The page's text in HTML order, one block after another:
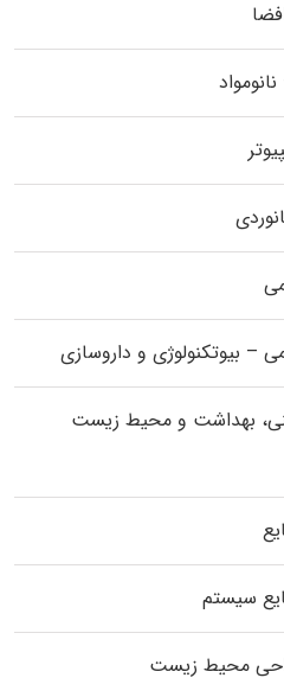
– بیوتکنولوژی و داروسازی
بهداشت و محیط زیست
سیستم
محیط زیست